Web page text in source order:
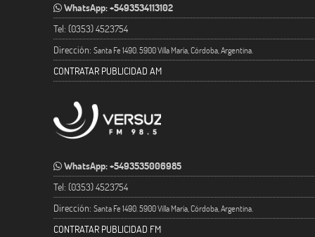
WhatsApp: +5493534113102
Tel: (0353) 4523754
Dirección: Santa Fe 1490. 5900 Villa María, Córdoba, Argentina.
CONTRATAR PUBLICIDAD AM
WhatsApp: +5493535006985
Tel: (0353) 4523754
Dirección: Santa Fe 1490. 5900 Villa María, Córdoba, Argentina.
CONTRATAR PUBLICIDAD FM